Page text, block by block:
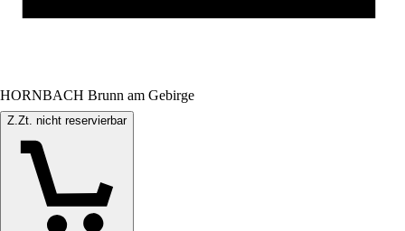
HORNBACH Brunn am Gebirge
Z.Zt. nicht reservierbar